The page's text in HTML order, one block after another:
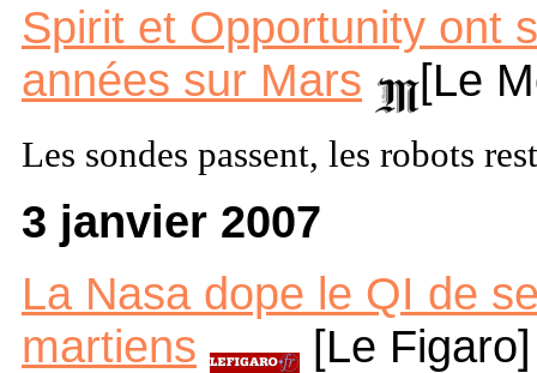
Spirit et Opportunity ont
années sur Mars
[Le
Les sondes passent, les robots
3 janvier 2007
La Nasa dope le QI de
martiens
[Le Figaro]